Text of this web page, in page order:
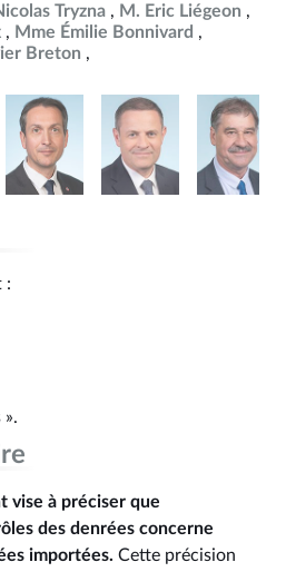
Tryzna
M. Eric Liégeon
Mme Émilie Bonnivard
Breton
:
».
vise à préciser que
des denrées concerne
importées. Cette précision